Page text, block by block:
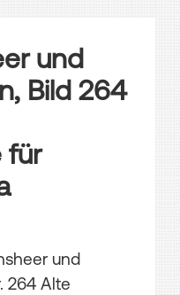
und
Bild 264
für
und
264 Alte